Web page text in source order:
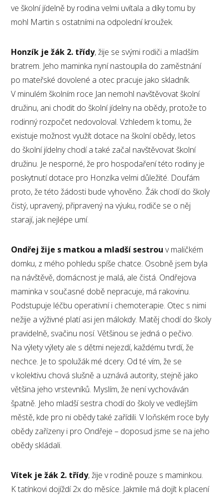
ve školní jídelně by rodina velmi uvítala a díky tomu by
mohl Martin s ostatními na odpolední kroužek.
Honzík je žák 2. třídy, žije se svými rodiči a mladším
bratrem. Jeho maminka nyní nastoupila do zaměstnání
po mateřské dovolené a otec pracuje jako skladník.
V minulém školním roce Jan nemohl navštěvovat školní
družinu, ani chodit do školní jídelny na obědy, protože to
rodinný rozpočet nedovoloval. Vzhledem k tomu, že
existuje možnost využít dotace na školní obědy, letos
do školní jídelny chodí a také začal navštěvovat školní
družinu. Je nesporné, že pro hospodaření této rodiny je
poskytnutí dotace pro Honzíka velmi důležité. Doufám
proto, že této žádosti bude vyhověno. Žák chodí do školy
čistý, upravený, připravený na výuku, rodiče se o něj
starají, jak nejlépe umí.
Ondřej žije s matkou a mladší sestrou v maličkém
domku, z mého pohledu spíše chatce. Osobně jsem byla
na návštěvě, domácnost je malá, ale čistá. Ondřejova
maminka v současné době nepracuje, má rakovinu.
Podstupuje léčbu operativní i chemoterapie. Otec s nimi
nežije a výživné platí asi jen málokdy. Matěj chodí do školy
pravidelně, svačinu nosí. Většinou se jedná o pečivo.
Na výlety výlety ale s dětmi nejezdí, každému tvrdí, že
nechce. Je to spolužák mé dcery. Od té vím, že se
v kolektivu chová slušně a uznává autority, stejně jako
většina jeho vrstevníků. Myslím, že není vychováván
špatně. Jeho mladší sestra chodí do školy ve vedlejším
městě, kde pro ni obědy také zařídili. V loňském roce byly
obědy zařízeny i pro Ondřeje – doposud jsme se na jeho
obědy skládali.
Vítek je žák 2. třídy, žije v rodině pouze s maminkou.
K tatínkovi dojíždí 2x do měsíce. Jakmile má dojít k placení